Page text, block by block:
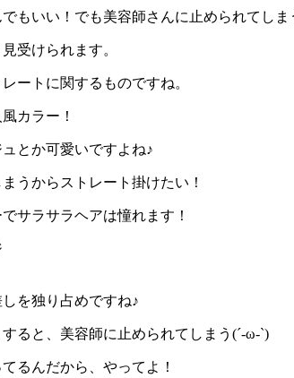
もいい！でも美容師さんに止められてしま
受けられます。
ートに関するものですね。
カラー！
とか可愛いですよね♪
うからストレート掛けたい！
サラサラヘアは憧れます！
を独り占めですね♪
ると、美容師に止められてしまう(´-ω-`)
るんだから、やってよ！